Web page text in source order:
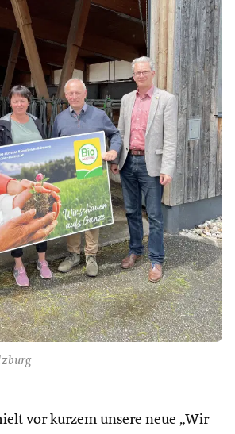
vor kurzem unsere neue „Wir